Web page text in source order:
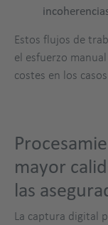
Estos flujos de
el esfuerzo
costes en los
mayor
las
La captura digital